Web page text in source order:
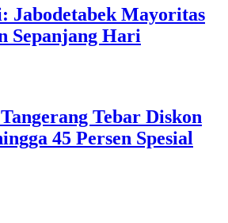
Jabodetabek Mayoritas
Sepanjang Hari
Tebar Diskon
45 Persen Spesial